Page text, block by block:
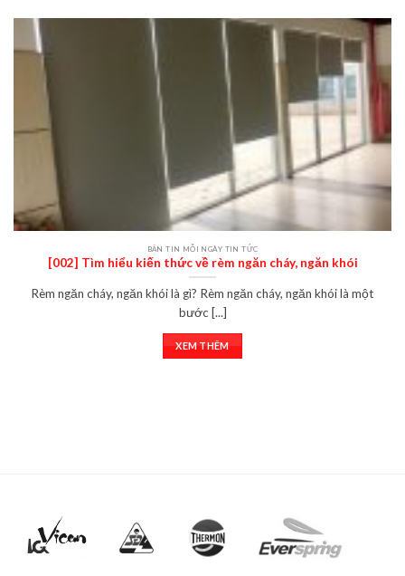
BẢN TIN MỖI NGÀY TIN TỨC
[002] Tìm hiểu kiến thức về rèm ngăn cháy, ngăn khói
Rèm ngăn cháy, ngăn khói là gì? Rèm ngăn cháy, ngăn khói là một
bước [...]
XEM THÊM